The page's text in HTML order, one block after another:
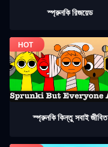
স্প্রুনকি রিজয়েড
স্প্রুনকি কিন্তু সবাই জীবিত